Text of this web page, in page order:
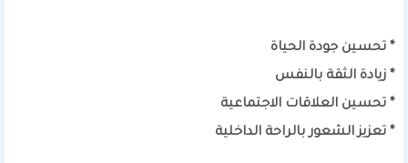
* تحسين جودة الحياة
* زيادة الثقة بالنفس
* تحسين العلاقات الاجتماعية
* تعزيز الشعور بالراحة الداخلية